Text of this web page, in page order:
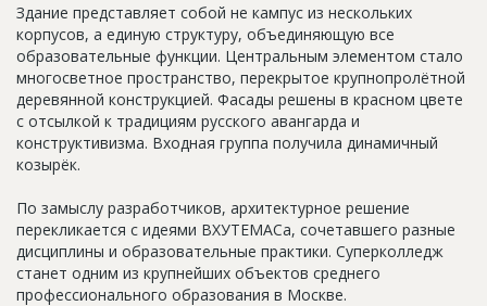
Личный кабинет
Здание представляет собой не кампус из нескольких
корпусов, а единую структуру, объединяющую все
образовательные функции. Центральным элементом стало
многосветное пространство, перекрытое крупнопролётной
деревянной конструкцией. Фасады решены в красном цвете
с отсылкой к традициям русского авангарда и
конструктивизма. Входная группа получила динамичный
козырёк.
По замыслу разработчиков, архитектурное решение
перекликается с идеями ВХУТЕМАСа, сочетавшего разные
дисциплины и образовательные практики. Суперколледж
станет одним из крупнейших объектов среднего
профессионального образования в Москве.